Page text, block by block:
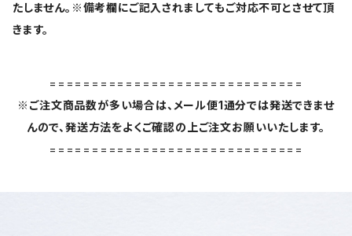
たしません。※備考欄にご記入されましてもご対応不可とさせて頂
きます。
==============================
※ご注文商品数が多い場合は、メール便1通分では発送できませ
んので、発送方法をよくご確認の上ご注文お願いいたします。
==============================